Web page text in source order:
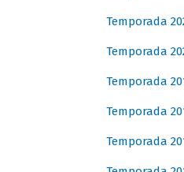
Temporada
Temporada
Temporada
Temporada
Temporada